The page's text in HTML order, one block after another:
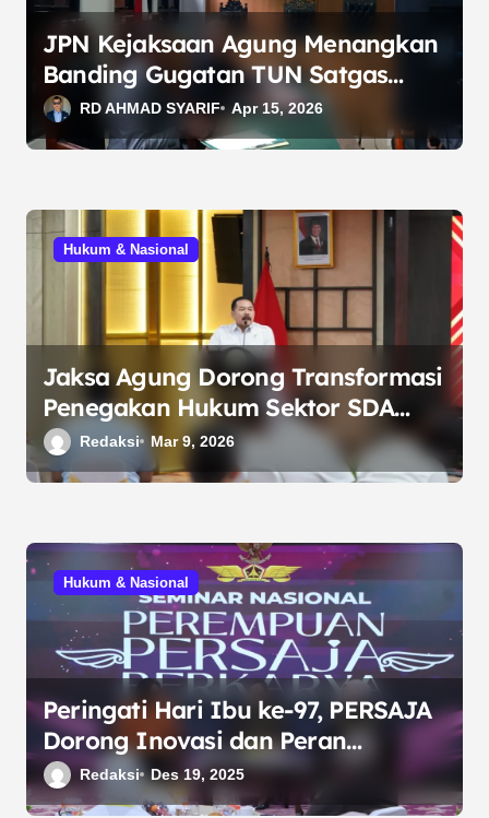
JPN Kejaksaan Agung Menangkan
Banding Gugatan TUN Satgas
PKH, Perkuat Legalitas Penertiban
Lahan Sawit
RD AHMAD SYARIF Apr 15, 2026
Hukum & Nasional
Jaksa Agung Dorong Transformasi
Penegakan Hukum Sektor SDA
melalui Mekanisme DPA dan Denda
Damai
Redaksi Mar 9, 2026
Hukum & Nasional
Peringati Hari Ibu ke-97, PERSAJA
Dorong Inovasi dan Peran
Strategis Jaksa Perempuan
Menuju Indonesia Emas 2045
Redaksi Des 19, 2025